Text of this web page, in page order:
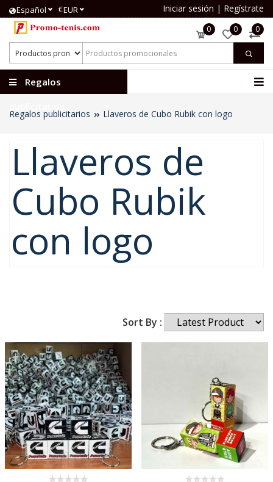
Español €EUR Iniciar sesión | Regístrate
0 0 0
Regalos
Regalos publicitarios Llaveros de Cubo Rubik con logo
Llaveros de
Cubo Rubik
con logo
Sort By :